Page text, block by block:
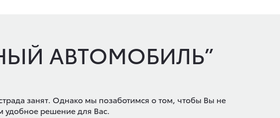
АВТОМОБИЛЬ”
занят. Однако мы позаботимся о том, чтобы Вы не
удобное решение для Вас.